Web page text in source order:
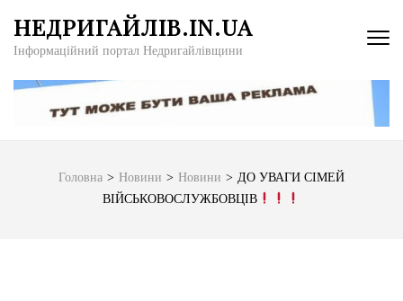
вмісту
Enter)
НЕДРИГАЙЛІВ.IN.UA
Інформаційний портал Недригайлівщини
Головна > Новини > Новини > ДО УВАГИ СІМЕЙ
ВІЙСЬКОВОСЛУЖБОВЦІВ